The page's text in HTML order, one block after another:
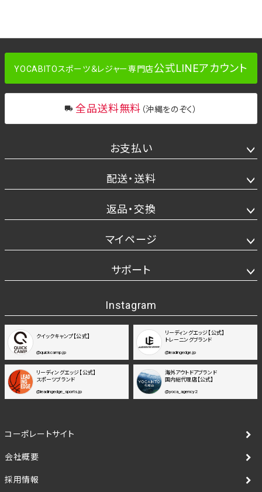
YOCABITOスポーツ＆レジャー専門店公式LINEアカウント
全品送料無料 （沖縄をのぞく）
お支払い
配送・送料
返品・交換
マイページ
サポート
Instagram
クイックキャンプ【公式】
@quickcamp.jp
リーディングエッジ【公式】
トレーニングブランド
@leadingedge.jp
リーディングエッジ【公式】
スポーツブランド
@leadingedge_sports.jp
海外アウトドアブランド
国内総代理店【公式】
@yoca_agency2
コーポレートサイト
会社概要
採用情報